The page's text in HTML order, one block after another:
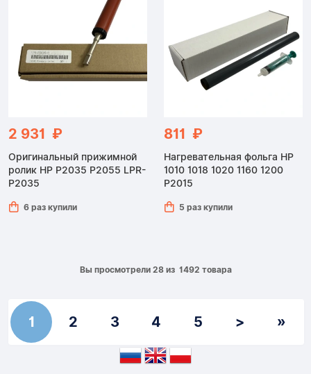
2 931 ₽
Оригинальный прижимной
ролик HP P2035 P2055 LPR-
P2035
6 раз купили
811 ₽
Нагревательная фольга HP
1010 1018 1020 1160 1200
P2015
5 раз купили
Вы просмотрели 28 из 1492 товара
1 2 3 4 5 > »